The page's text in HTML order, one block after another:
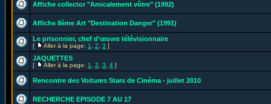
Affiche collector "Amicalement vôtre" (1992)
Affiche 8ème Art "Destination Danger" (1991)
Le prisonnier, chef d’œuvre télévisionnaire
[ Aller à la page: 1 2 3 ]
JAQUETTES
[ Aller à la page: 1 2 3 4 ]
Rencontre des Voitures Stars de Cinéma - juillet 2010
RECHERCHE EPISODE 7 AU 17